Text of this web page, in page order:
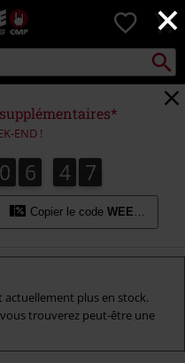
×
0
supplémentaires*
END !
0
0 6
6 4
4
4
4 5
6
5
7
6
Copier le code WEEKEND
actuellement plus en stock.
trouverez peut-être une